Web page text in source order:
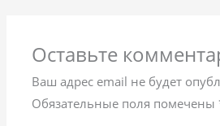
Оставьте
Ваш адрес email не будет
Обязательные поля помечены